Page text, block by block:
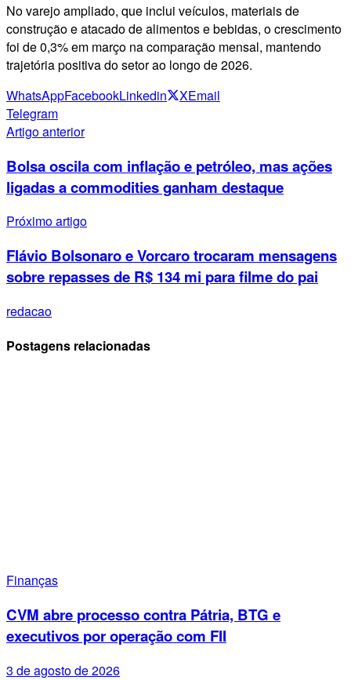
No varejo ampliado, que inclui veículos, materiais de
construção e atacado de alimentos e bebidas, o crescimento
foi de 0,3% em março na comparação mensal, mantendo
trajetória positiva do setor ao longo de 2026.
WhatsAppFacebookLinkedin XEmail
Telegram
Artigo anterior
Bolsa oscila com inflação e petróleo, mas ações
ligadas a commodities ganham destaque
Próximo artigo
Flávio Bolsonaro e Vorcaro trocaram mensagens
sobre repasses de R$ 134 mi para filme do pai
redacao
Postagens relacionadas
Finanças
CVM abre processo contra Pátria, BTG e
executivos por operação com FII
3 de agosto de 2026